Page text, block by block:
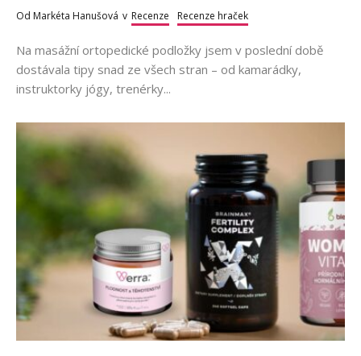
Od Markéta Hanušová v Recenze Recenze hraček
Na masážní ortopedické podložky jsem v poslední době
dostávala tipy snad ze všech stran – od kamarádky,
instruktorky jógy, trenérky...